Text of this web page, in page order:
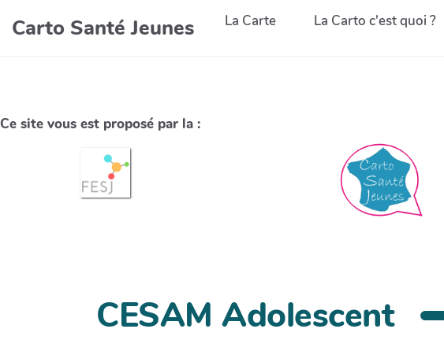
Carto Santé Jeunes La Carte La Carto c'est quoi ?
Ce site vous est proposé par la :
CESAM Adolescent